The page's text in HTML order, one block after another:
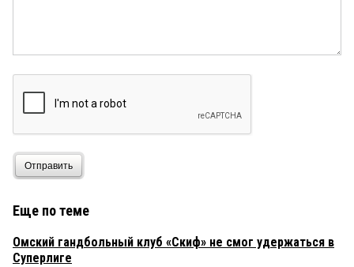
Отправить
Еще по теме
Омский гандбольный клуб «Скиф» не смог удержаться в
Суперлиге